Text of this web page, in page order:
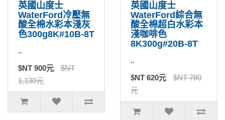
英國山度士
WaterFord冷壓無
酸全棉水彩本淺灰
色300g8K#10B-8T
..
$NT 900元
$NT
1,130元
英國山度士
WaterFord綜合無
酸全棉超白水彩本
淺咖啡色
8K300g#20B-8T
..
$NT 620元
$NT 780
元